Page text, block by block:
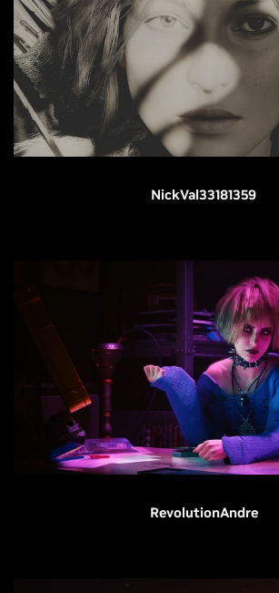
NickVal33181359
RevolutionAndre